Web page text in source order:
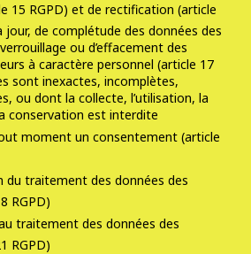
15 RGPD) et de rectification (article
jour, de complétude des données des
ou d’effacement des
à caractère personnel (article 17
sont inexactes, incomplètes,
ou dont la collecte, l’utilisation, la
conservation est interdite
moment un consentement (article
traitement des données des
RGPD)
traitement des données des
RGPD)